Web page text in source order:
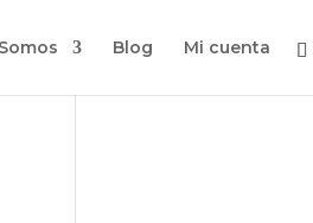
Blog Mi cuenta